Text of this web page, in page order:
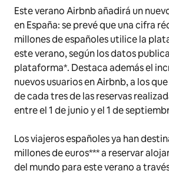
Este verano Airbnb añadirá un
en España: se prevé que una cifra
millones de españoles utilice la
este verano, según los datos
plataforma*. Destaca además el
nuevos usuarios en Airbnb, a los
de cada tres de las reservas
entre el 1 de junio y el 1 de
Los viajeros españoles ya han
millones de euros*** a reservar
del mundo para este verano a